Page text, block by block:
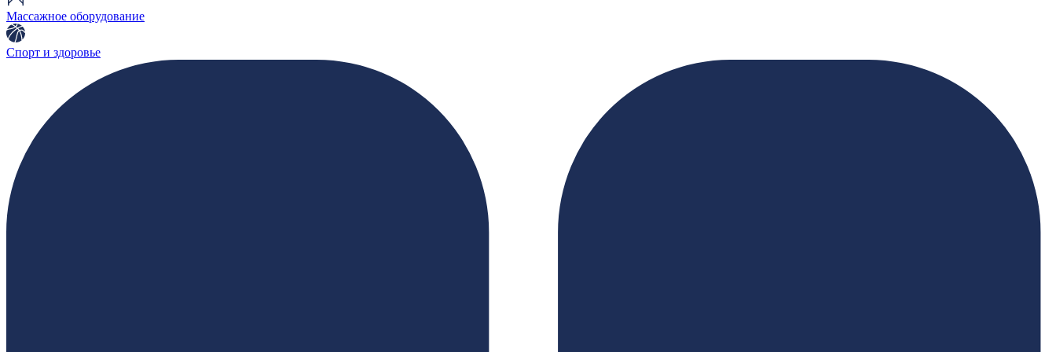
Массажное оборудование
Спорт и здоровье